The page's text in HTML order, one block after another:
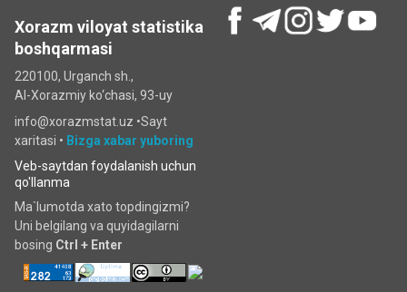
Xorazm viloyat statistika
boshqarmasi
220100, Urganch sh.,
Al-Xorazmiy ko‘chаsi, 93-uy
info@xorazmstat.uz •Sayt
xaritasi • Bizga xabar yuboring
Veb-saytdan foydalanish uchun
qo'llanma
Ma`lumotda xato topdingizmi?
Uni belgilang va quyidagilarni
bosing Ctrl + Enter